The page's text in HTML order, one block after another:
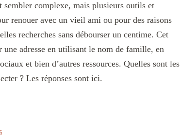
sembler complexe, mais plusieurs outils et
renouer avec un vieil ami ou pour des raisons
recherches sans débourser un centime. Cet
adresse en utilisant le nom de famille, en
et bien d’autres ressources. Quelles sont les
? Les réponses sont ici.